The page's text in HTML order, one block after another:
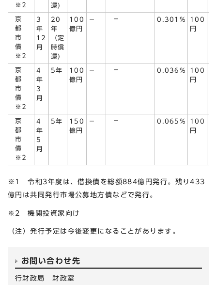
※2
還)
京
都
市
債
※2
3
年
12
月
20
年
（定
時償
還)
100
億円
－ － 0.301%
100
円
京
都
市
債
※2
4
年
3
月
5年
100
億円
－ － 0.036%
100
円
京
都
市
債
※2
4
年
5
月
5年
150
億円
－ － 0.065%
100
円
※1 令和3年度は、借換債を総額884億円発行。残り433
億円は共同発行市場公募地方債などで発行。
※2 機関投資家向け
（注）発行予定は今後変更になることがあります。
お問い合わせ先
行財政局 財政室